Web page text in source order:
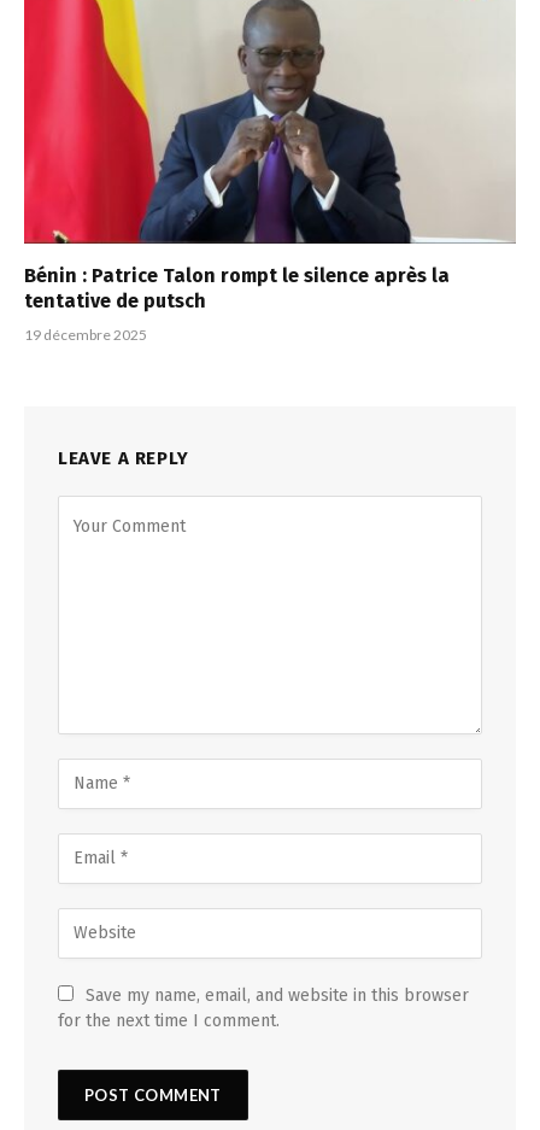
Bénin : Patrice Talon rompt le silence après la
tentative de putsch
19 décembre 2025
LEAVE A REPLY
Save my name, email, and website in this browser
for the next time I comment.